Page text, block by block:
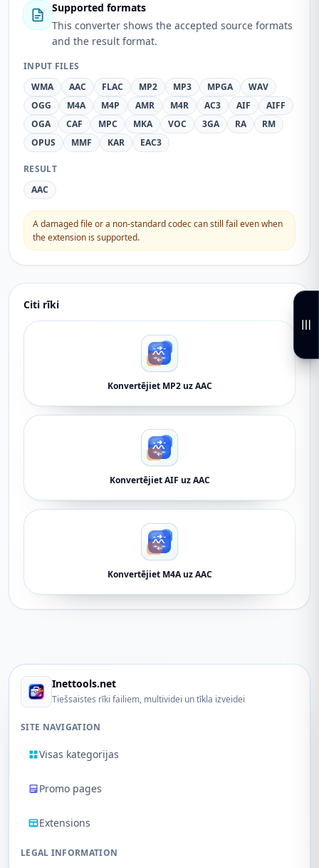
Supported formats
This converter shows the accepted source formats
and the result format.
INPUT FILES
WMA
AAC FLAC MP2 MP3 MPGA
WAV
OGG
M4A M4P AMR M4R AC3 AIF
AIFF
OGA
CAF MPC MKA VOC 3GA RA
RM
OPUS
MMF KAR EAC3
RESULT
AAC
A damaged file or a non-standard codec can still fail even when
the extension is supported.
Citi rīki
Konvertējiet MP2 uz AAC
Konvertējiet AIF uz AAC
Konvertējiet M4A uz AAC
Inettools.net
Tiešsaistes rīki failiem, multividei un tīkla izveidei
SITE NAVIGATION
Visas kategorijas
Promo pages
Extensions
LEGAL INFORMATION